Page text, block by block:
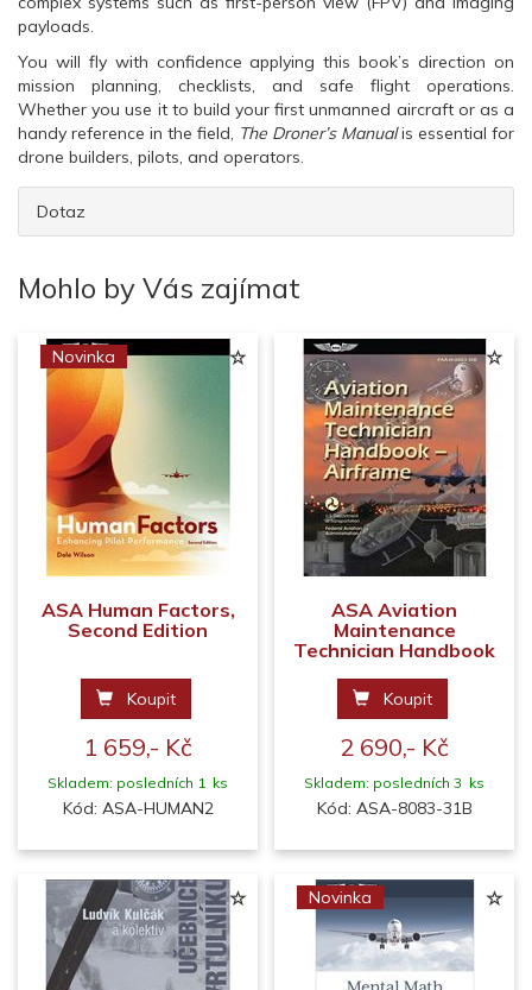
payloads.
You will fly with confidence applying this book’s direction on
mission planning, checklists, and safe flight operations.
Whether you use it to build your first unmanned aircraft or as a
handy reference in the field, The Droner’s Manualis essential for
drone builders, pilots, and operators.
Dotaz
Mohlo by Vás zajímat
Novinka
ASA Human Factors,
Second Edition
Koupit
1 659,- Kč
Skladem: posledních 1 ks
Kód: ASA-HUMAN2
ASA Aviation
Maintenance
Technician Handbook
Koupit
2 690,- Kč
Skladem: posledních 3 ks
Kód: ASA-8083-31B
Novinka